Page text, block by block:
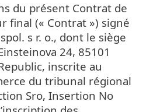
du présent Contrat de
final (« Contrat ») signé
s r. o., dont le siège
24, 85101
inscrite au
du tribunal régional
Sro, Insertion No